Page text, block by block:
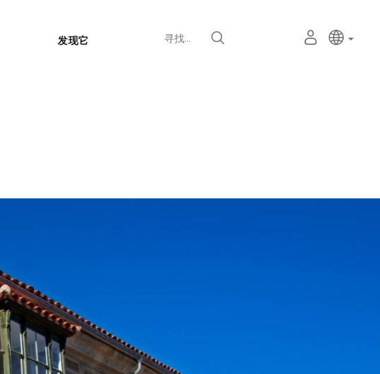
发现它 寻找
语
言
主动语
中文